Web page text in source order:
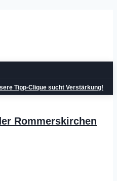
Tipp-Clique sucht Verstärkung!
Rommerskirchen